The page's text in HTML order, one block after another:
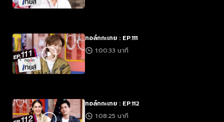
ทอล์กกะเทย : EP.111
1:00:33 นาที
ทอล์กกะเทย : EP.112
1:08:25 นาที